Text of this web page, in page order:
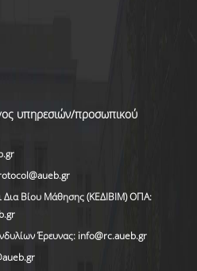
υπηρεσιών/προσωπικού
Δια Βίου Μάθησης (ΚΕΔΙΒΙΜ) ΟΠΑ:
Έρευνας: info@rc.aueb.gr